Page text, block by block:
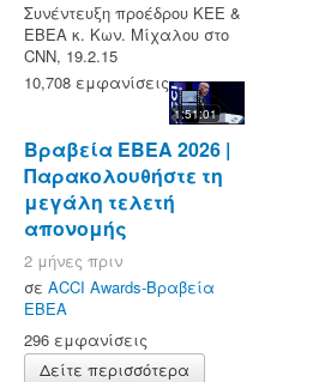
Συνέντευξη προέδρου ΚΕΕ &
ΕΒΕΑ κ. Κων. Μίχαλου στο
CNN, 19.2.15
10,708 εμφανίσεις
1:51:01
Βραβεία ΕΒΕΑ 2026 |
Παρακολουθήστε τη
μεγάλη τελετή
απονομής
2 μήνες πριν
σε ACCI Awards-Βραβεία
ΕΒΕΑ
296 εμφανίσεις
Δείτε περισσότερα